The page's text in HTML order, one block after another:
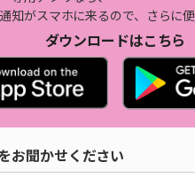
知がスマホに来るので、さらに便
ダウンロードはこちら
お聞かせください